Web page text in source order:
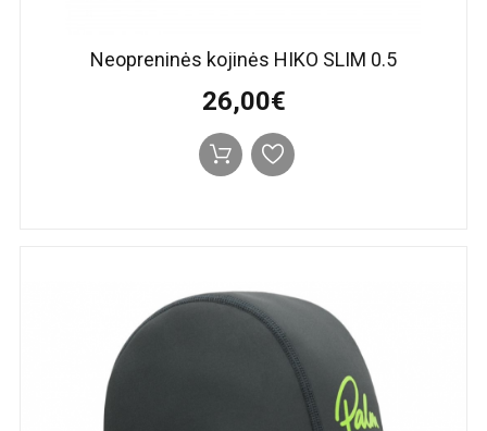
Neopreninės kojinės HIKO SLIM 0.5
26,00€